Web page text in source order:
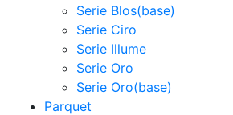
Serie Blos(base)
Serie Ciro
Serie Illume
Serie Oro
Serie Oro(base)
Parquet